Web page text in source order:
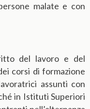
malate e con
del lavoro e del
corsi di formazione
assunti con
in Istituti Superiori